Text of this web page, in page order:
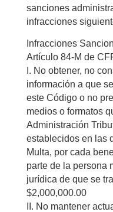
sanciones
infracciones
Infracciones
Artículo 84-M de
I. No obtener, no
información a que
este Código o no
medios o formatos
Administración
establecidos en las
Multa, por cada
parte de la persona
jurídica de que se
$2,000,000.00
II. No mantener